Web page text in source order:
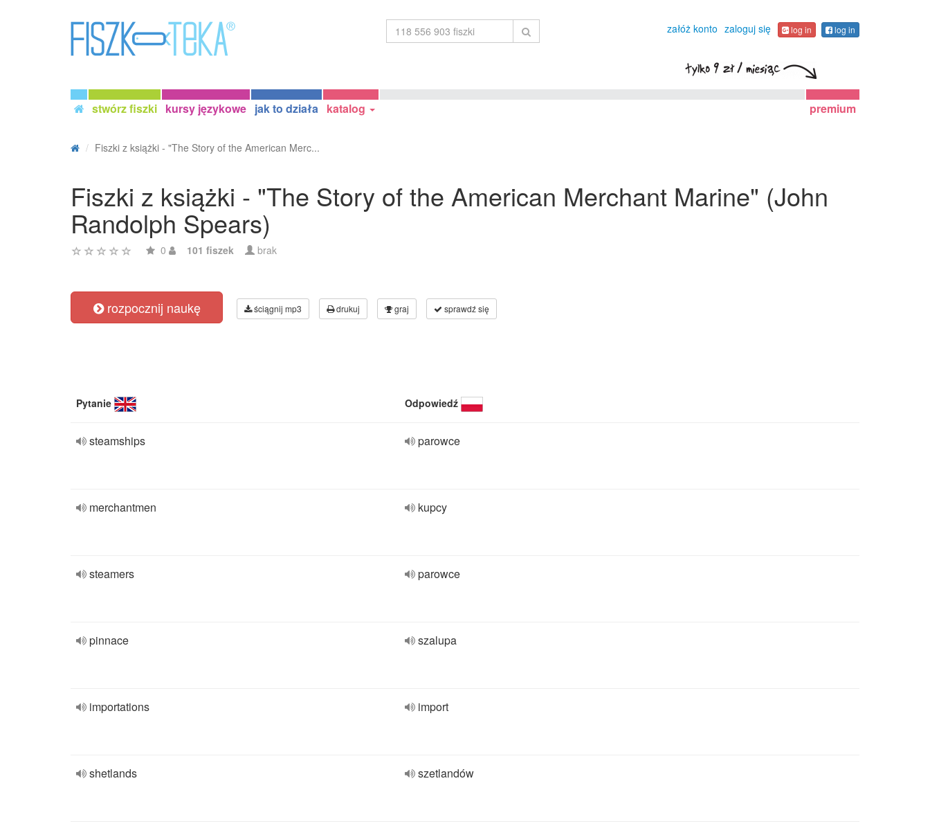
załóż konto zaloguj się log in log in
stwórz fiszki kursy językowe jak to działa katalog premium
Fiszki z książki - "The Story of the American Merc...
Fiszki z książki - "The Story of the American Merchant Marine" (John
Randolph Spears)
0 101 fiszek brak
rozpocznij naukę ściągnij mp3 drukuj graj sprawdź się
Pytanie Odpowiedź
steamships parowce
merchantmen kupcy
steamers parowce
pinnace szalupa
importations import
shetlands szetlandów